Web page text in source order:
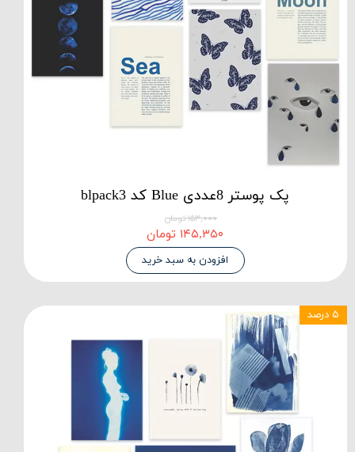
پک پوستر 8عددی Blue کد blpack3
۱۵۳,۰۰۰ تومان
۱۴۵,۳۵۰ تومان
افزودن به سبد خرید
۵ درصد